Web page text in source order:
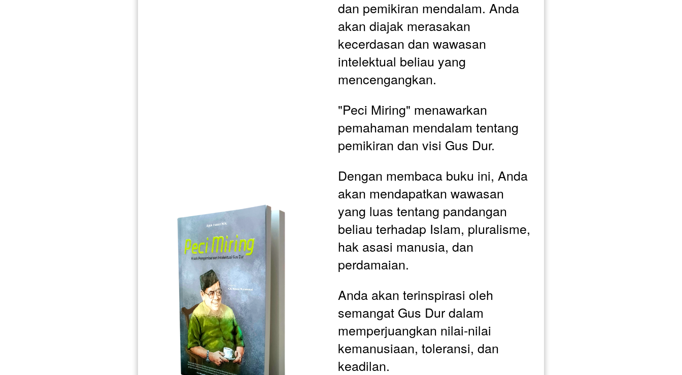
dan pemikiran mendalam. Anda
akan diajak merasakan
kecerdasan dan wawasan
intelektual beliau yang
mencengangkan.
"Peci Miring" menawarkan
pemahaman mendalam tentang
pemikiran dan visi Gus Dur.
Dengan membaca buku ini, Anda
akan mendapatkan wawasan
yang luas tentang pandangan
beliau terhadap Islam, pluralisme,
hak asasi manusia, dan
perdamaian.
Anda akan terinspirasi oleh
semangat Gus Dur dalam
memperjuangkan nilai-nilai
kemanusiaan, toleransi, dan
keadilan.